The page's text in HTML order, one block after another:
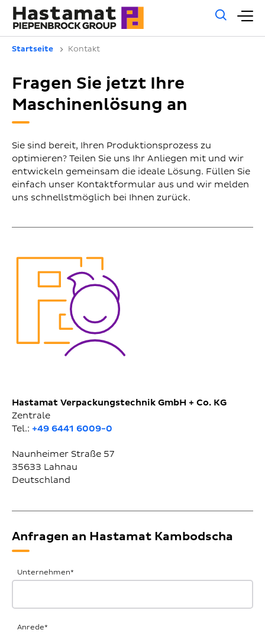
Startseite Kontakt
Fragen Sie jetzt Ihre
Maschinenlösung an
Sie sind bereit, Ihren Produktionsprozess zu
optimieren? Teilen Sie uns Ihr Anliegen mit und wir
entwickeln gemeinsam die ideale Lösung. Füllen Sie
einfach unser Kontaktformular aus und wir melden
uns schnellstmöglich bei Ihnen zurück.
Hastamat Verpackungstechnik GmbH + Co. KG
Zentrale
Tel.: +49 6441 6009-0
Naunheimer Straße 57
35633 Lahnau
Deutschland
Anfragen an Hastamat Kambodscha
Allgemeine
Anfrage
Unternehmen*
Anrede*